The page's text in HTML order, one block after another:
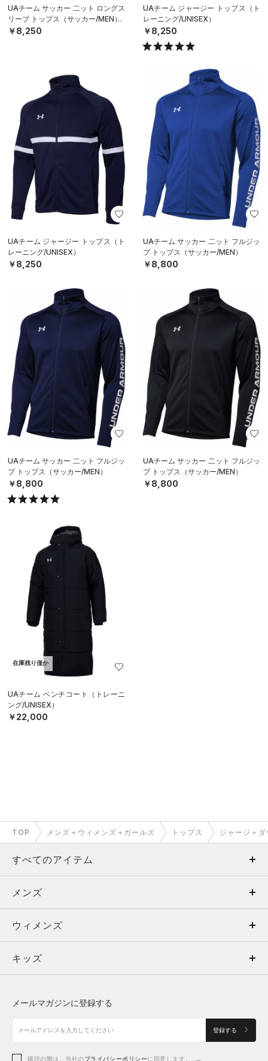
UAチーム サッカー 二ット ロングス
リーブ トップス（サッカー/MEN）
￥8,250
UAチーム ジャージー トップス（ト
レーニング/UNISEX）
￥8,250
UAチーム ジャージー トップス（ト
レーニング/UNISEX）
￥8,250
UAチーム サッカー 二ット フルジッ
プ トップス（サッカー/MEN）
￥8,800
UAチーム サッカー 二ット フルジッ
プ トップス（サッカー/MEN）
￥8,800
UAチーム サッカー 二ット フルジッ
プ トップス（サッカー/MEN）
￥8,800
在庫残り僅か
UAチーム ベンチコート（トレーニ
ング/UNISEX）
￥22,000
TOP メンズ＋ウィメンズ＋ガールズ トップス ジャージ＋
すべてのアイテム
メンズ
ウィメンズ
キッズ
アクセサリー
メンズ
トップス
ボトムス
アクセサリー
ウィメンズ
トップス
シューズ
キッズ
シューズ
メールマガジンに登録する
登録する
購読の際は、当社のプライバシーポリシーに同意します。